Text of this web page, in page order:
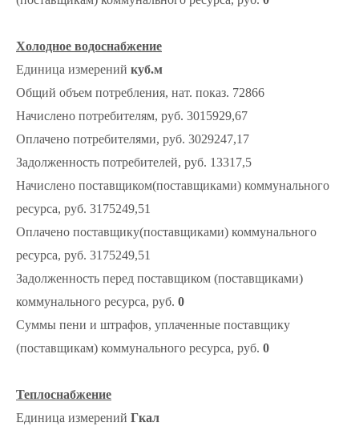
Холодное водоснабжение
Единица измерений куб.м
Общий объем потребления, нат. показ. 72866
Начислено потребителям, руб. 3015929,67
Оплачено потребителями, руб. 3029247,17
Задолженность потребителей, руб. 13317,5
Начислено поставщиком(поставщиками) коммунального
ресурса, руб. 3175249,51
Оплачено поставщику(поставщиками) коммунального
ресурса, руб. 3175249,51
Задолженность перед поставщиком (поставщиками)
коммунального ресурса, руб. 0
Суммы пени и штрафов, уплаченные поставщику
(поставщикам) коммунального ресурса, руб. 0
Теплоснабжение
Единица измерений Гкал